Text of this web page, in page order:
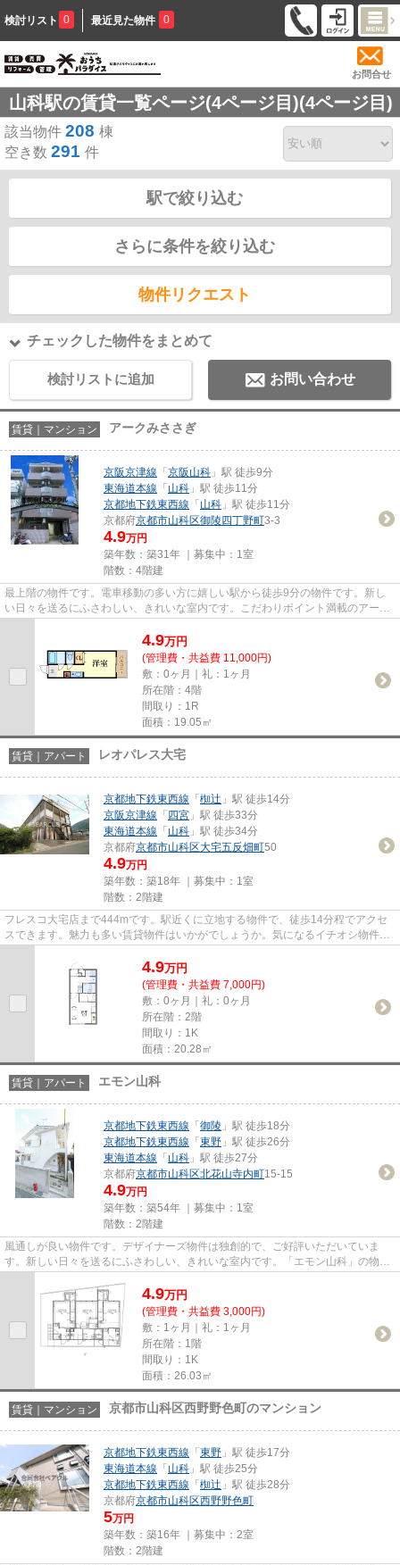
検討リスト 0 最近見た物件 0
お問合せ
山科駅の賃貸一覧ページ(4ページ目)(4ページ目)
該当物件 208 棟
空き数 291 件
駅で絞り込む
さらに条件を絞り込む
物件リクエスト
チェックした物件をまとめて
検討リストに追加 お問い合わせ
賃貸｜マンション アークみささぎ
京阪京津線 「 京阪山科 」駅 徒歩9分
東海道本線 「 山科 」駅 徒歩11分
京都地下鉄東西線 「 山科 」駅 徒歩11分
京都府京都市山科区御陵四丁野町3-3
4.9万円
築年数：築31年 ｜募集中： 1室
階数：4階建
最上階の物件です。電車移動の多い方に嬉しい駅から徒歩9分の物件です。新し
い日々を送るにふさわしい、きれいな室内です。こだわりポイント満載のアーク
4.9万円
(管理費・共益費 11,000円)
敷：0ヶ月｜礼：1ヶ月
所在階：4階
間取り：1R
面積：19.05㎡
賃貸｜アパート レオパレス大宅
京都地下鉄東西線 「 椥辻 」駅 徒歩14分
京阪京津線 「 四宮 」駅 徒歩33分
東海道本線 「 山科 」駅 徒歩34分
京都府京都市山科区大宅五反畑町50
4.9万円
築年数：築18年 ｜募集中： 1室
階数：2階建
フレスコ大宅店まで444mです。駅近くに立地する物件で、徒歩14分程でアクセ
スできます。魅力も多い賃貸物件はいかがでしょうか。気になるイチオシ物件情
4.9万円
(管理費・共益費 7,000円)
敷：0ヶ月｜礼：0ヶ月
所在階：2階
間取り：1K
面積：20.28㎡
賃貸｜アパート エモン山科
京都地下鉄東西線 「 御陵 」駅 徒歩18分
京都地下鉄東西線 「 東野 」駅 徒歩26分
東海道本線 「 山科 」駅 徒歩27分
京都府京都市山科区北花山寺内町15-15
4.9万円
築年数：築54年 ｜募集中： 1室
階数：2階建
風通しが良い物件です。デザイナーズ物件は独創的で、ご好評いただいていま
す。新しい日々を送るにふさわしい、きれいな室内です。「エモン山科」の物件
4.9万円
(管理費・共益費 3,000円)
敷：1ヶ月｜礼：1ヶ月
所在階：1階
間取り：1K
面積：26.03㎡
賃貸｜マンション 京都市山科区西野野色町のマンション
京都地下鉄東西線 「 東野 」駅 徒歩17分
東海道本線 「 山科 」駅 徒歩25分
京都地下鉄東西線 「 椥辻 」駅 徒歩28分
京都府京都市山科区西野野色町
5万円
築年数：築16年 ｜募集中： 2室
階数：2階建